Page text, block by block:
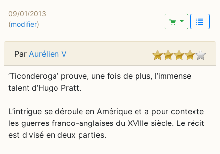
09/01/2013
(modifier)
Par Aurélien V
‘Ticonderoga’ prouve, une fois de plus, l’immense
talent d’Hugo Pratt.
L’intrigue se déroule en Amérique et a pour contexte
les guerres franco-anglaises du XVIIIe siècle. Le récit
est divisé en deux parties.